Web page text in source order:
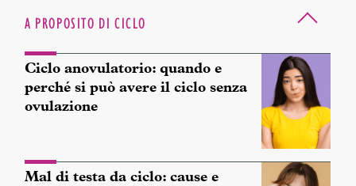
A PROPOSITO DI CICLO
Ciclo anovulatorio: quando e
perché si può avere il ciclo senza
ovulazione
Mal di testa da ciclo: cause e